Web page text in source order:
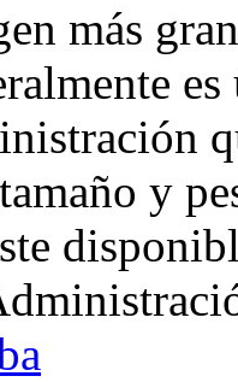
más
y